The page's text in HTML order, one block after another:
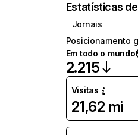
Estatísticas
Jornais
Posicionamento
Em todo o mundo
2.215
Visitas
21,62 mi